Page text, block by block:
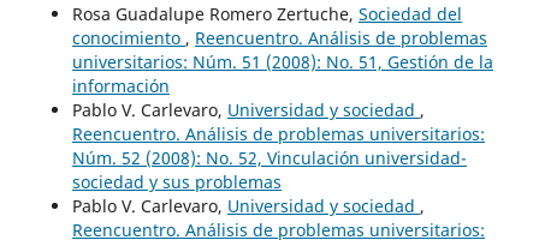
Rosa Guadalupe Romero Zertuche, Sociedad del
conocimiento , Reencuentro. Análisis de problemas
universitarios: Núm. 51 (2008): No. 51, Gestión de la
información
Pablo V. Carlevaro, Universidad y sociedad ,
Reencuentro. Análisis de problemas universitarios:
Núm. 52 (2008): No. 52, Vinculación universidad-
sociedad y sus problemas
Pablo V. Carlevaro, Universidad y sociedad ,
Reencuentro. Análisis de problemas universitarios: